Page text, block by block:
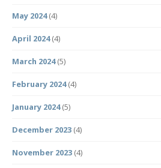
May 2024(4)
April 2024(4)
March 2024(5)
February 2024(4)
January 2024(5)
December 2023 (4)
November 2023 (4)